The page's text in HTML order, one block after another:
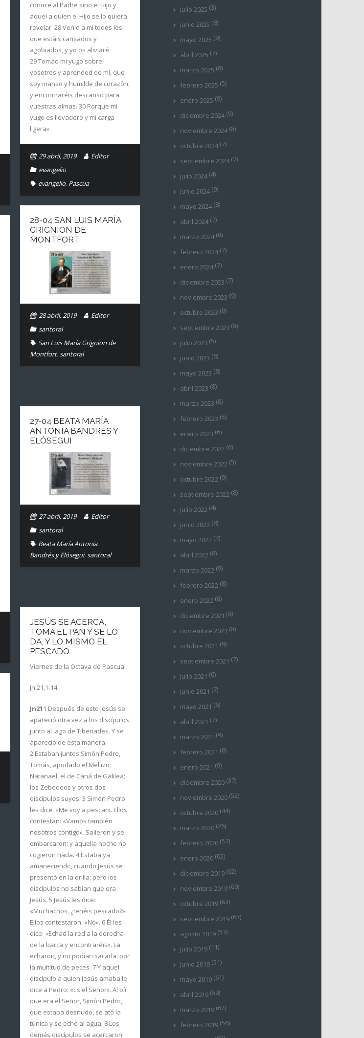
conoce al Padre sino el Hijo y
aquel a quien el Hijo se lo quiera
revelar. 28 Venid a mí todos los
que estáis cansados y
agobiados, y yo os aliviaré.
29 Tomad mi yugo sobre
vosotros y aprended de mí, que
soy manso y humilde de corazón,
y encontraréis descanso para
vuestras almas. 30 Porque mi
yugo es llevadero y mi carga
ligera».
29 abril, 2019
Editor
evangelio
evangelio, Pascua
28-04 SAN LUIS MARÍA
GRIGNION DE
MONTFORT
28 abril, 2019
Editor
santoral
San Luis María Grignion de
Montfort,santoral
27-04 BEATA MARÍA
ANTONIA BANDRÉS Y
ELÓSEGUI
27 abril, 2019
Editor
santoral
Beata María Antonia
Bandrés y Elósegui,santoral
JESÚS SE ACERCA,
TOMA EL PAN Y SE LO
DA, Y LO MISMO EL
PESCADO
Viernes de la Octava de Pascua.
Jn 21,1-14
Jn21 1 Después de esto Jesús se
apareció otra vez a los discípulos
junto al lago de Tiberíades. Y se
apareció de esta manera:
2 Estaban juntos Simón Pedro,
Tomás, apodado el Mellizo;
Natanael, el de Caná de Galilea;
los Zebedeos y otros dos
discípulos suyos. 3 Simón Pedro
les dice: «Me voy a pescar». Ellos
contestan: «Vamos también
nosotros contigo». Salieron y se
embarcaron; y aquella noche no
cogieron nada. 4 Estaba ya
amaneciendo, cuando Jesús se
presentó en la orilla; pero los
discípulos no sabían que era
Jesús. 5 Jesús les dice:
«Muchachos, ¿tenéis pescado?».
Ellos contestaron: «No». 6 Él les
dice: «Echad la red a la derecha
de la barca y encontraréis». La
echaron, y no podían sacarla, por
la multitud de peces. 7 Y aquel
discípulo a quien Jesús amaba le
dice a Pedro: «Es el Señor». Al oír
que era el Señor, Simón Pedro,
que estaba desnudo, se ató la
túnica y se echó al agua. 8 Los
demás discípulos se acercaron
julio 2025 (3)
junio 2025 (8)
mayo 2025 (9)
abril 2025 (7)
marzo 2025 (8)
febrero 2025 (5)
enero 2025 (9)
diciembre 2024 (9)
noviembre 2024 (8)
octubre 2024 (7)
septiembre 2024 (7)
julio 2024 (4)
junio 2024 (9)
mayo 2024 (8)
abril 2024 (7)
marzo 2024 (8)
febrero 2024 (7)
enero 2024 (7)
diciembre 2023 (7)
noviembre 2023 (9)
octubre 2023 (9)
septiembre 2023 (8)
julio 2023 (5)
junio 2023 (8)
mayo 2023 (8)
abril 2023 (8)
marzo 2023 (8)
febrero 2023 (5)
enero 2023 (6)
diciembre 2022 (6)
noviembre 2022 (5)
octubre 2022 (9)
septiembre 2022 (8)
julio 2022 (4)
junio 2022 (8)
mayo 2022 (7)
abril 2022 (8)
marzo 2022 (9)
febrero 2022 (8)
enero 2022 (8)
diciembre 2021 (8)
noviembre 2021 (8)
octubre 2021 (9)
septiembre 2021 (7)
julio 2021 (6)
junio 2021 (7)
mayo 2021 (6)
abril 2021 (7)
marzo 2021 (9)
febrero 2021 (8)
enero 2021 (9)
diciembre 2020 (37)
noviembre 2020 (52)
octubre 2020 (44)
marzo 2020 (26)
febrero 2020 (57)
enero 2020 (62)
diciembre 2019 (62)
noviembre 2019 (60)
octubre 2019 (63)
septiembre 2019 (63)
agosto 2019 (53)
julio 2019 (11)
junio 2019 (51)
mayo 2019 (61)
abril 2019 (59)
marzo 2019 (62)
febrero 2019 (56)